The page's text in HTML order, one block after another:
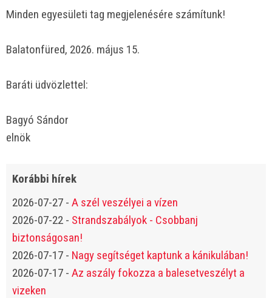
Minden egyesületi tag megjelenésére számítunk!
Balatonfüred, 2026. május 15.
Baráti üdvözlettel:
Bagyó Sándor
elnök
Korábbi hírek
2026-07-27 - A szél veszélyei a vízen
2026-07-22 - Strandszabályok - Csobbanj
biztonságosan!
2026-07-17 - Nagy segítséget kaptunk a kánikulában!
2026-07-17 - Az aszály fokozza a balesetveszélyt a
vizeken